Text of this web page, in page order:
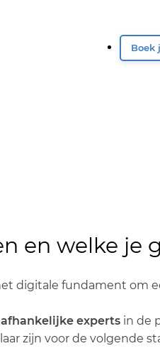
Boek
en welke je
digitale fundament om
experts in de
zijn voor de volgende